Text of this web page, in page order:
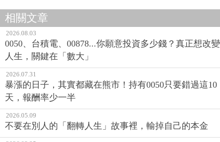
相關文章
2026.08.03
0050、台積電、00878...你願意投資多少錢？真正想改變
人生，關鍵在「數大」
2026.07.31
暴漲的日子，其實都藏在熊市！持有0050只要錯過這10
天，報酬率少一半
2026.05.09
不要在別人的「翻轉人生」故事裡，輸掉自己的本金